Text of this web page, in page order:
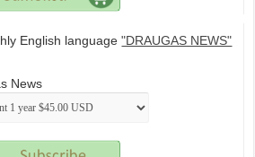
English language"DRAUGAS NEWS"
News